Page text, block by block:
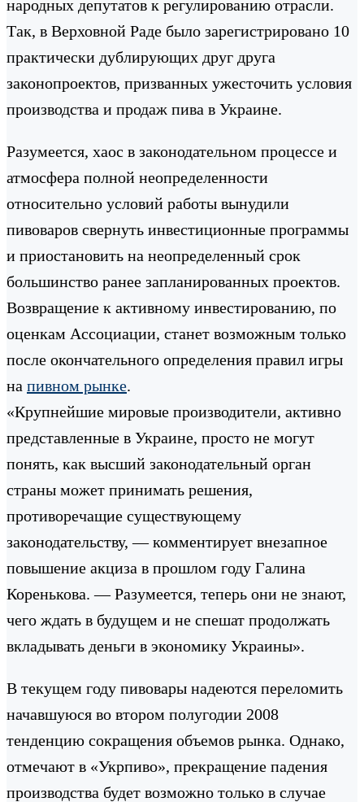
народных депутатов к регулированию отрасли.
Так, в Верховной Раде было зарегистрировано 10
практически дублирующих друг друга
законопроектов, призванных ужесточить условия
производства и продаж пива в Украине.
Разумеется, хаос в законодательном процессе и
атмосфера полной неопределенности
относительно условий работы вынудили
пивоваров свернуть инвестиционные программы
и приостановить на неопределенный срок
большинство ранее запланированных проектов.
Возвращение к активному инвестированию, по
оценкам Ассоциации, станет возможным только
после окончательного определения правил игры
на пивном рынке.
«Крупнейшие мировые производители, активно
представленные в Украине, просто не могут
понять, как высший законодательный орган
страны может принимать решения,
противоречащие существующему
законодательству, — комментирует внезапное
повышение акциза в прошлом году Галина
Коренькова. — Разумеется, теперь они не знают,
чего ждать в будущем и не спешат продолжать
вкладывать деньги в экономику Украины».
В текущем году пивовары надеются переломить
начавшуюся во втором полугодии 2008
тенденцию сокращения объемов рынка. Однако,
отмечают в «Укрпиво», прекращение падения
производства будет возможно только в случае